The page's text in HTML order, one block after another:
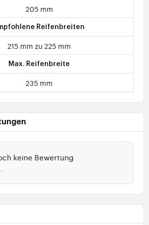
205 mm
Reifenbreiten
215 mm zu 225 mm
Max. Reifenbreite
235 mm
keine Bewertung